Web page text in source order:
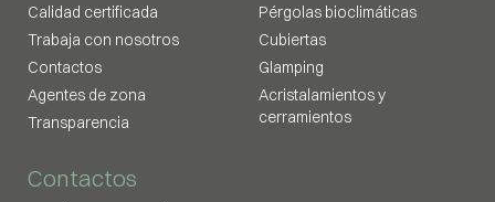
Calidad certificada
Trabaja con nosotros
Contactos
Agentes de zona
Transparencia
Pérgolas bioclimáticas
Cubiertas
Glamping
Acristalamientos y
cerramientos
Contactos